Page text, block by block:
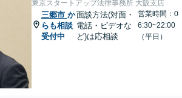
東京スタートアップ法律事務所 大阪支店
三郷市 か
らも相談
受付中
面談方法(対面・
電話・ビデオな
ど)は応相談
営業時間：0
6:30~22:00
（平日）